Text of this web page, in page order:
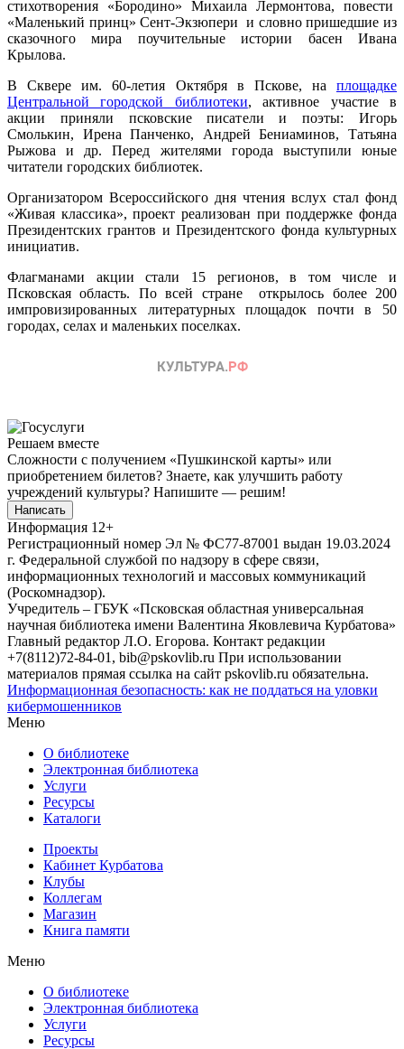
стихотворения «Бородино» Михаила Лермонтова, повести
«Маленький принц» Сент-Экзюпери и словно пришедшие из
сказочного мира поучительные истории басен Ивана
Крылова.
В Сквере им. 60-летия Октября в Пскове, на площадке
Центральной городской библиотеки, активное участие в
акции приняли псковские писатели и поэты: Игорь
Смолькин, Ирена Панченко, Андрей Бениаминов, Татьяна
Рыжова и др. Перед жителями города выступили юные
читатели городских библиотек.
Организатором Всероссийского дня чтения вслух стал фонд
«Живая классика», проект реализован при поддержке фонда
Президентских грантов и Президентского фонда культурных
инициатив.
Флагманами акции стали 15 регионов, в том числе и
Псковская область. По всей стране открылось более 200
импровизированных литературных площадок почти в 50
городах, селах и маленьких поселках.
Решаем вместе
Сложности с получением «Пушкинской карты» или
приобретением билетов? Знаете, как улучшить работу
учреждений культуры? Напишите — решим!
Написать
Информация 12+
Регистрационный номер Эл № ФС77-87001 выдан 19.03.2024
г. Федеральной службой по надзору в сфере связи,
информационных технологий и массовых коммуникаций
(Роскомнадзор).
Учредитель – ГБУК «Псковская областная универсальная
научная библиотека имени Валентина Яковлевича Курбатова»
Главный редактор Л.О. Егорова. Контакт редакции
+7(8112)72-84-01, bib@pskovlib.ru При использовании
материалов прямая ссылка на сайт pskovlib.ru обязательна.
Информационная безопасность: как не поддаться на уловки
кибермошенников
Меню
О библиотеке
Электронная библиотека
Услуги
Ресурсы
Каталоги
Проекты
Кабинет Курбатова
Клубы
Коллегам
Магазин
Книга памяти
Меню
О библиотеке
Электронная библиотека
Услуги
Ресурсы